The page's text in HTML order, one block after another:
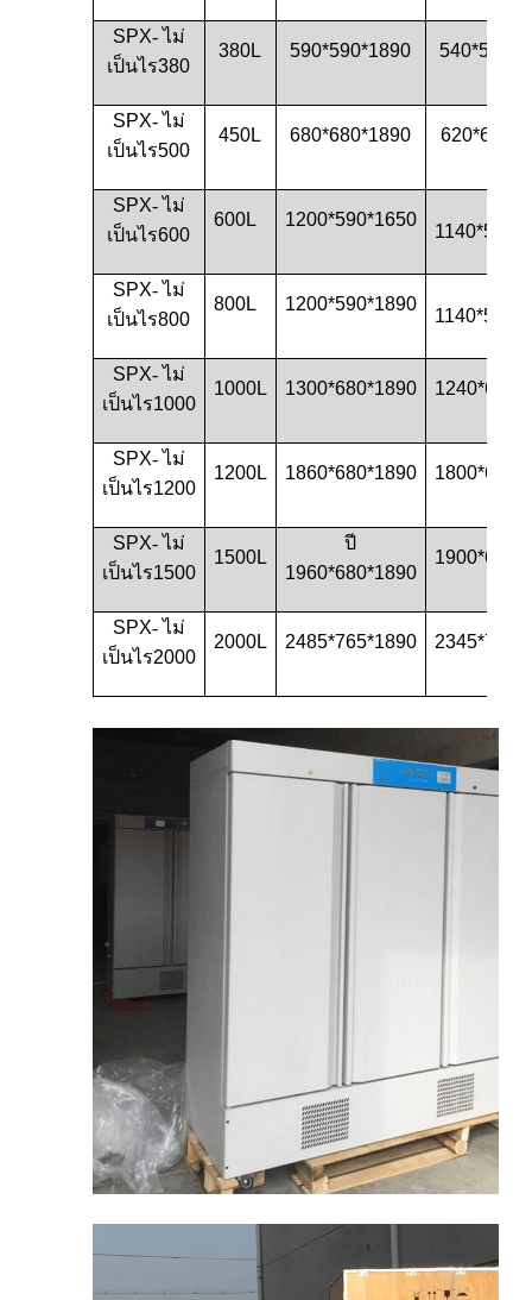
SPX- ไม่
เป็นไร380
380L 590*590*1890
SPX- ไม่
เป็นไร500
450L 680*680*1890
SPX- ไม่
เป็นไร600
600L 1200*590*1650
SPX- ไม่
เป็นไร800
800L 1200*590*1890
SPX- ไม่
เป็นไร1000
1000L 1300*680*1890
SPX- ไม่
เป็นไร1200
1200L 1860*680*1890
SPX- ไม่
เป็นไร1500
1500L
ปี
1960*680*1890
SPX- ไม่
เป็นไร2000
2000L 2485*765*1890